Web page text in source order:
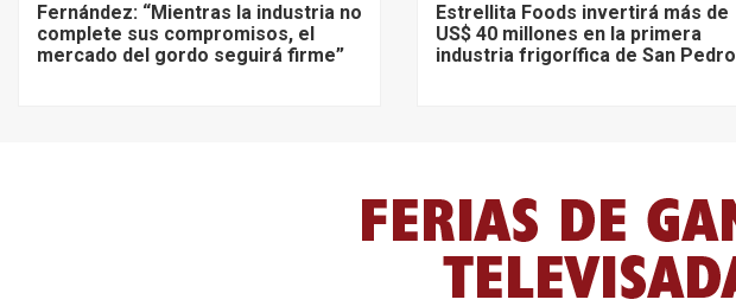
Fernández: “Mientras la industria no
complete sus compromisos, el
mercado del gordo seguirá firme”
Estrellita Foods invertirá más de
US$ 40 millones en la primera
industria frigorífica de San Pedro